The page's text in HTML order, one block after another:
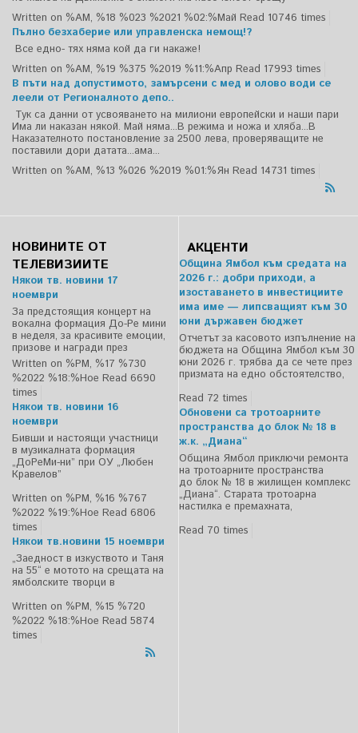
Written on %AM, %18 %023 %2021 %02:%Май Read 10746 times
Пълно безхаберие или управленска немощ!?
Все едно- тях няма кой да ги накаже!
Written on %AM, %19 %375 %2019 %11:%Апр Read 17993 times
В пъти над допустимото, замърсени с мед и олово води се
леели от Регионалното депо..
Тук са данни от усвояването на милиони европейски и наши пари
Има ли наказан някой. Май няма...В режима и ножа и хляба...В
Наказателното постановление за 2500 лева, проверяващите не
поставили дори датата...ама...
Written on %AM, %13 %026 %2019 %01:%Ян Read 14731 times
НОВИНИТЕ ОТ
ТЕЛЕВИЗИИТЕ
Някои тв. новини 17
ноември
За предстоящия концерт на
вокална формация До-Ре мини
в неделя, за красивите емоции,
призове и награди през
Written on %PM, %17 %730
%2022 %18:%Ное Read 6690
times
Някои тв. новини 16
ноември
Бивши и настоящи участници
в музикалната формация
„ДоРеМи-ни” при ОУ „Любен
Кравелов”
Written on %PM, %16 %767
%2022 %19:%Ное Read 6806
times
Някои тв.новини 15 ноември
„Заедност в изкуството и Таня
на 55“ е мотото на срещата на
ямболските творци в
Written on %PM, %15 %720
%2022 %18:%Ное Read 5874
times
АКЦЕНТИ
Община Ямбол към средата на
2026 г.: добри приходи, а
изоставането в инвестициите
има име — липсващият към 30
юни държавен бюджет
Отчетът за касовото изпълнение на
бюджета на Община Ямбол към 30
юни 2026 г. трябва да се чете през
призмата на едно обстоятелство,
Read 72 times
Обновени са тротоарните
пространства до блок № 18 в
ж.к. „Диана“
Община Ямбол приключи ремонта
на тротоарните пространства
до блок № 18 в жилищен комплекс
„Диана“. Старата тротоарна
настилка е премахната,
Read 70 times